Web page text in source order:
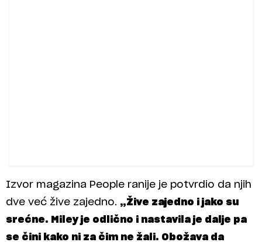
Izvor magazina People ranije je potvrdio da njih
dve već žive zajedno. „Žive zajedno i jako su
srećne. Miley je odlično i nastavila je dalje pa
se čini kako ni za čim ne žali. Obožava da